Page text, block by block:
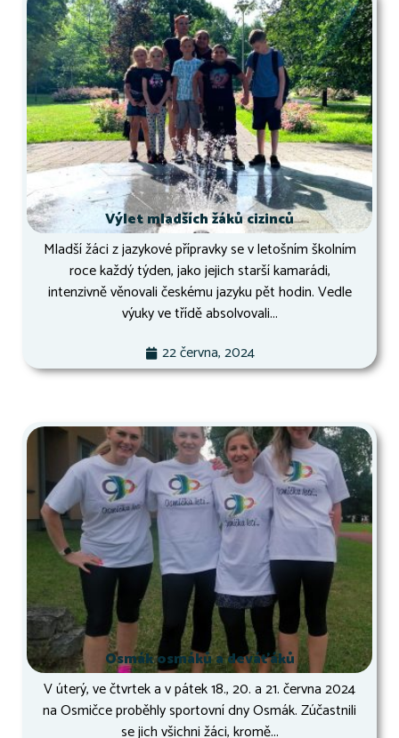
Výlet mladších žáků cizinců
Mladší žáci z jazykové přípravky se v letošním školním
roce každý týden, jako jejich starší kamarádi,
intenzivně věnovali českému jazyku pět hodin. Vedle
výuky ve třídě absolvovali...
22 června, 2024
Osmák osmáků a deváťáků
V úterý, ve čtvrtek a v pátek 18., 20. a 21. června 2024
na Osmičce proběhly sportovní dny Osmák. Zúčastnili
se jich všichni žáci, kromě...